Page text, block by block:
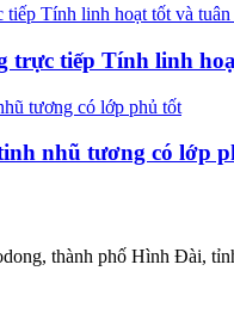
trực tiếp Tính linh
nhũ tương có lớp
thành phố Hình Đài,